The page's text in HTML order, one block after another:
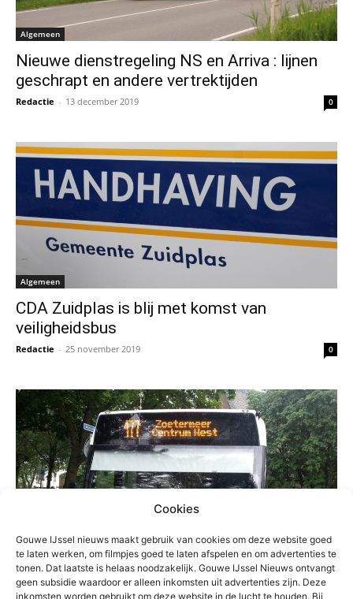
Cookies
Gouwe IJssel nieuws maakt gebruik van cookies om deze website goed
te laten werken, om filmpjes goed te laten afspelen en om advertenties te
tonen. Dat laatste is helaas noodzakelijk. Gouwe IJssel Nieuws ontvangt
geen subsidie waardoor er alleen inkomsten uit advertenties zijn. Deze
inkomsten worden gebruikt om deze website in de lucht te houden. Bij
Algemeen
Nieuwe dienstregeling NS en Arriva : lijnen
geschrapt en andere vertrektijden
Redactie - 13 december 2019 0
Algemeen
CDA Zuidplas is blij met komst van
veiligheidsbus
Redactie - 25 november 2019 0